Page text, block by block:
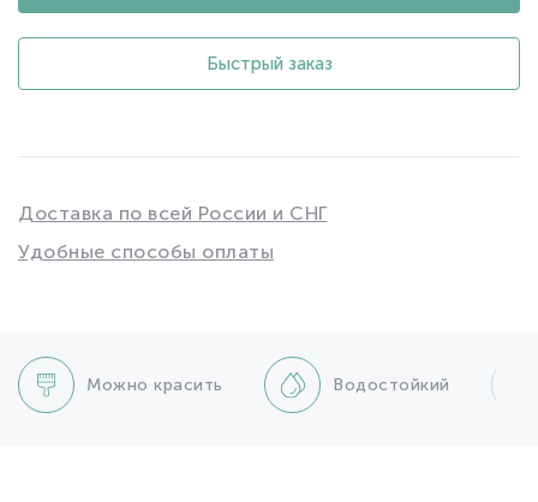
Быстрый заказ
Доставка по всей России и СНГ
Удобные способы оплаты
Можно красить Водостойкий